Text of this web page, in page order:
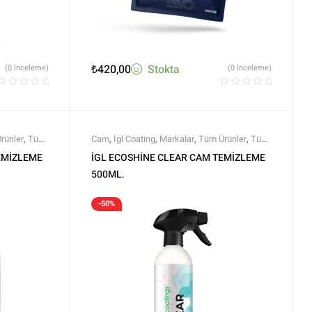
(0 İnceleme) ₺420,00 Stokta (0 İnceleme)
, Tüm
Cam, İgl Coating, Markalar, Tüm Ürünler, Tüm
Ürünler
İGL ECOSHİNE CLEAR CAM TEMİZLEME
500ML.
-50%